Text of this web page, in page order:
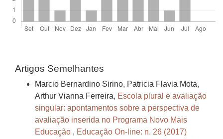
Artigos Semelhantes
Marcio Bernardino Sirino, Patricia Flavia Mota,
Arthur Vianna Ferreira, Escola plural e avaliação
singular: apontamentos sobre a perspectiva de
avaliação inserida no Programa Novo Mais
Educação , Educação On-line: n. 26 (2017)